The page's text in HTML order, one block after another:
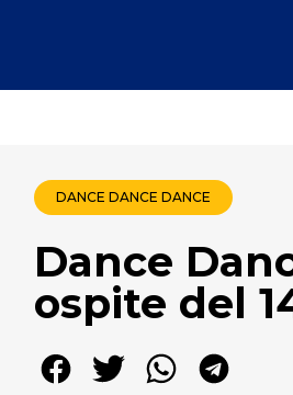
DANCE DANCE DANCE
Dance
ospite del